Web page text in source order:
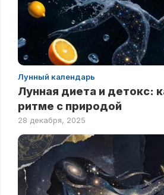
Лунный календарь
Лунная диета и детокс:
ритме с природой
28 декабря, 2025